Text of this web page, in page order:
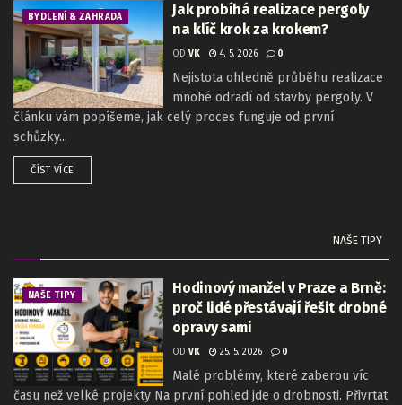
BYDLENÍ & ZAHRADA
Jak probíhá realizace pergoly
na klíč krok za krokem?
OD VK 4. 5. 2026 0
Nejistota ohledně průběhu realizace
mnohé odradí od stavby pergoly. V
článku vám popíšeme, jak celý proces funguje od první
schůzky...
ČÍST VÍCE
NAŠE TIPY
NAŠE TIPY
Hodinový manžel v Praze a Brně:
proč lidé přestávají řešit drobné
opravy sami
OD VK 25. 5. 2026 0
Malé problémy, které zaberou víc
času než velké projekty Na první pohled jde o drobnosti. Přivrtat